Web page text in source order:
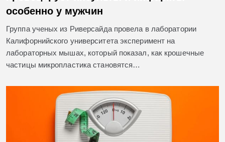
особенно у мужчин
Группа ученых из Риверсайда провела в лаборатории
Калифорнийского университета эксперимент на
лабораторных мышах, который показал, как крошечные
частицы микропластика становятся…